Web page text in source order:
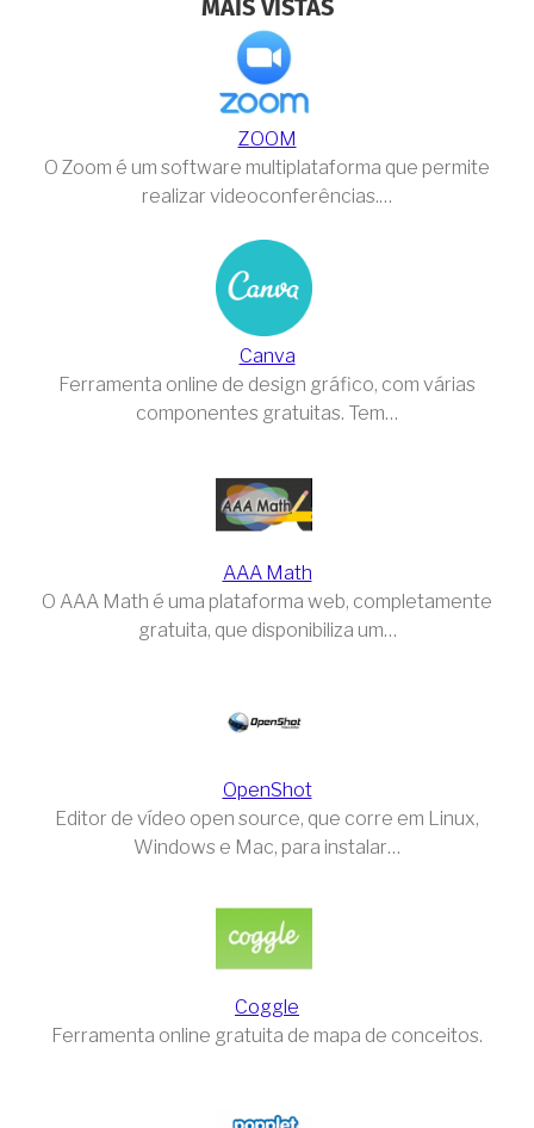
MAIS VISTAS
ZOOM
O Zoom é um software multiplataforma que permite
realizar videoconferências.…
Canva
Ferramenta online de design gráfico, com várias
componentes gratuitas. Tem…
AAA Math
O AAA Math é uma plataforma web, completamente
gratuita, que disponibiliza um…
OpenShot
Editor de vídeo open source, que corre em Linux,
Windows e Mac, para instalar…
Coggle
Ferramenta online gratuita de mapa de conceitos.